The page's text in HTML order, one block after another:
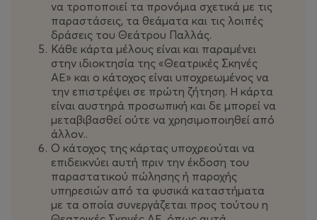
σε λίστες αναμονής για εκδηλώσεις και
παραστάσεις αυξημένης ζήτησης. (Ισχύει σε
επιλεγμένα θεάματα).
Αποκλειστική εξυπηρέτηση μελών του Club
Pallasμέσω του ειδικού e-
mail εξυπηρέτησηςpallasclub@theatrikesskines.g
και του τηλεφωνικού κέντρου 2103213100 (εσωτ.
233) (Λειτουργεί τηλεφωνικό κέντρο με
συγκεκριμένο ωράριο).
Meet & Greet your favourite artists.Συναντήστε
από κοντά αγαπημένους καλλιτέχνες.(Ισχύει στις
να τροποποιεί τα προνόμια σχετικά με τις
παραστάσεις, τα θεάματα και τις λοιπές
δράσεις του Θεάτρου Παλλάς.
Κάθε κάρτα μέλους είναι και παραμένει
στην ιδιοκτησία της «Θεατρικές Σκηνές
ΑΕ» και ο κάτοχος είναι υποχρεωμένος να
την επιστρέψει σε πρώτη ζήτηση. Η κάρτα
είναι αυστηρά προσωπική και δε μπορεί να
μεταβιβασθεί ούτε να χρησιμοποιηθεί από
άλλον..
Ο κάτοχος της κάρτας υποχρεούται να
επιδεικνύει αυτή πριν την έκδοση του
παραστατικού πώλησης ή παροχής
υπηρεσιών από τα φυσικά καταστήματα
με τα οποία συνεργάζεται προς τούτου η